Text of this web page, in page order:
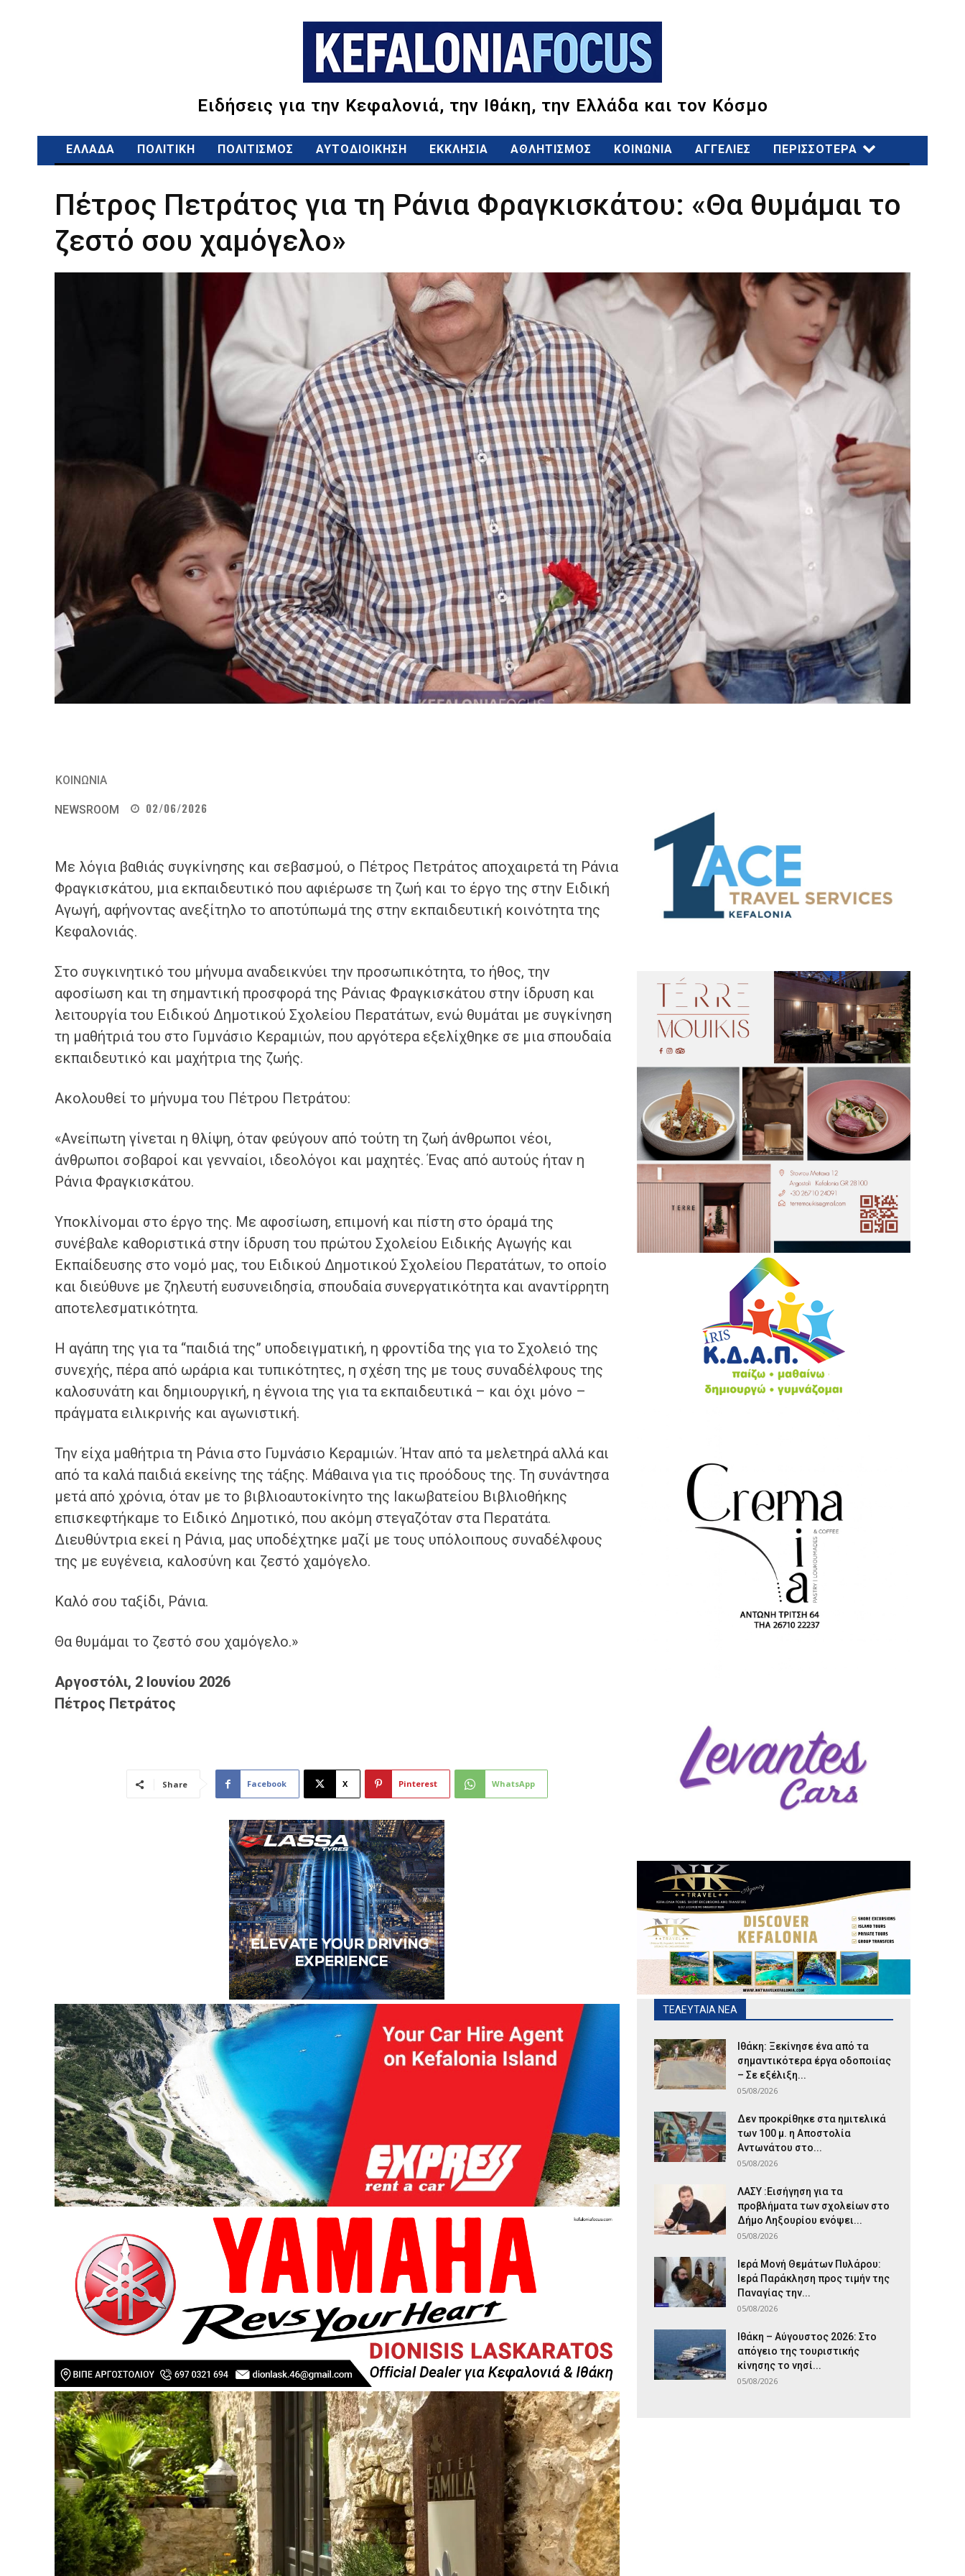
Ειδήσεις για την Κεφαλονιά, την Ιθάκη, την Ελλάδα και τον Κόσμο
ΕΛΛΑΔΑ ΠΟΛΙΤΙΚΗ ΠΟΛΙΤΙΣΜΟΣ ΑΥΤΟΔΙΟΙΚΗΣΗ ΕΚΚΛΗΣΙΑ ΑΘΛΗΤΙΣΜΟΣ ΚΟΙΝΩΝΙΑ ΑΓΓΕΛΙΕΣ ΠΕΡΙΣΣΟΤΕΡΑ
Πέτρος Πετράτος για τη Ράνια Φραγκισκάτου: «Θα θυμάμαι το
ζεστό σου χαμόγελο»
ΚΟΙΝΩΝΙΑ
NEWSROOM 02/06/2026
Με λόγια βαθιάς συγκίνησης και σεβασμού, ο Πέτρος Πετράτος αποχαιρετά τη Ράνια
Φραγκισκάτου, μια εκπαιδευτικό που αφιέρωσε τη ζωή και το έργο της στην Ειδική
Αγωγή, αφήνοντας ανεξίτηλο το αποτύπωμά της στην εκπαιδευτική κοινότητα της
Κεφαλονιάς.
Στο συγκινητικό του μήνυμα αναδεικνύει την προσωπικότητα, το ήθος, την
αφοσίωση και τη σημαντική προσφορά της Ράνιας Φραγκισκάτου στην ίδρυση και
λειτουργία του Ειδικού Δημοτικού Σχολείου Περατάτων, ενώ θυμάται με συγκίνηση
τη μαθήτριά του στο Γυμνάσιο Κεραμιών, που αργότερα εξελίχθηκε σε μια σπουδαία
εκπαιδευτικό και μαχήτρια της ζωής.
Ακολουθεί το μήνυμα του Πέτρου Πετράτου:
«Ανείπωτη γίνεται η θλίψη, όταν φεύγουν από τούτη τη ζωή άνθρωποι νέοι,
άνθρωποι σοβαροί και γενναίοι, ιδεολόγοι και μαχητές. Ένας από αυτούς ήταν η
Ράνια Φραγκισκάτου.
Υποκλίνομαι στο έργο της. Με αφοσίωση, επιμονή και πίστη στο όραμά της
συνέβαλε καθοριστικά στην ίδρυση του πρώτου Σχολείου Ειδικής Αγωγής και
Εκπαίδευσης στο νομό μας, του Ειδικού Δημοτικού Σχολείου Περατάτων, το οποίο
και διεύθυνε με ζηλευτή ευσυνειδησία, σπουδαία συνεργατικότητα και αναντίρρητη
αποτελεσματικότητα.
Η αγάπη της για τα “παιδιά της” υποδειγματική, η φροντίδα της για το Σχολειό της
συνεχής, πέρα από ωράρια και τυπικότητες, η σχέση της με τους συναδέλφους της
καλοσυνάτη και δημιουργική, η έγνοια της για τα εκπαιδευτικά – και όχι μόνο –
πράγματα ειλικρινής και αγωνιστική.
Την είχα μαθήτρια τη Ράνια στο Γυμνάσιο Κεραμιών. Ήταν από τα μελετηρά αλλά και
από τα καλά παιδιά εκείνης της τάξης. Μάθαινα για τις προόδους της. Τη συνάντησα
μετά από χρόνια, όταν με το βιβλιοαυτοκίνητο της Ιακωβατείου Βιβλιοθήκης
επισκεφτήκαμε το Ειδικό Δημοτικό, που ακόμη στεγαζόταν στα Περατάτα.
Διευθύντρια εκεί η Ράνια, μας υποδέχτηκε μαζί με τους υπόλοιπους συναδέλφους
της με ευγένεια, καλοσύνη και ζεστό χαμόγελο.
Καλό σου ταξίδι, Ράνια.
Θα θυμάμαι το ζεστό σου χαμόγελο.»
Αργοστόλι, 2 Ιουνίου 2026
Πέτρος Πετράτος
Share Facebook X Pinterest WhatsApp
ΤΕΛΕΥΤΑΙΑ ΝΕΑ
Ιθάκη: Ξεκίνησε ένα από τα
σημαντικότερα έργα οδοποιίας
– Σε εξέλιξη...
05/08/2026
Δεν προκρίθηκε στα ημιτελικά
των 100 μ. η Αποστολία
Αντωνάτου στο...
05/08/2026
ΛΑΣΥ :Εισήγηση για τα
προβλήματα των σχολείων στο
Δήμο Ληξουρίου ενόψει...
05/08/2026
Ιερά Μονή Θεμάτων Πυλάρου:
Ιερά Παράκληση προς τιμήν της
Παναγίας την...
05/08/2026
Ιθάκη – Αύγουστος 2026: Στο
απόγειο της τουριστικής
κίνησης το νησί...
05/08/2026